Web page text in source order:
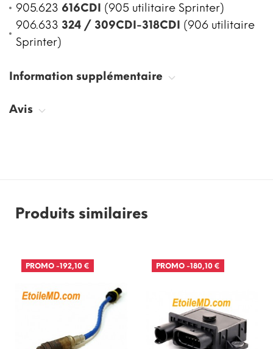
905.623 616CDI (905 utilitaire Sprinter)
906.633 324 / 309CDI-318CDI (906 utilitaire
Sprinter)
Information supplémentaire
Avis
Produits similaires
PROMO -192,10 € PROMO -180,10 €